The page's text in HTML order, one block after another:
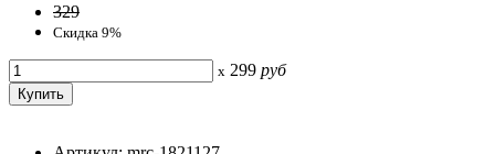
329
Скидка 9%
x 299 руб